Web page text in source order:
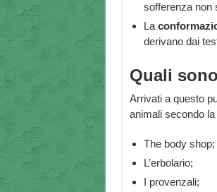
sofferenza non
La
derivano dai
Quali
Arrivati a questo
animali secondo
The body shop;
L’erbolario;
I provenzali;